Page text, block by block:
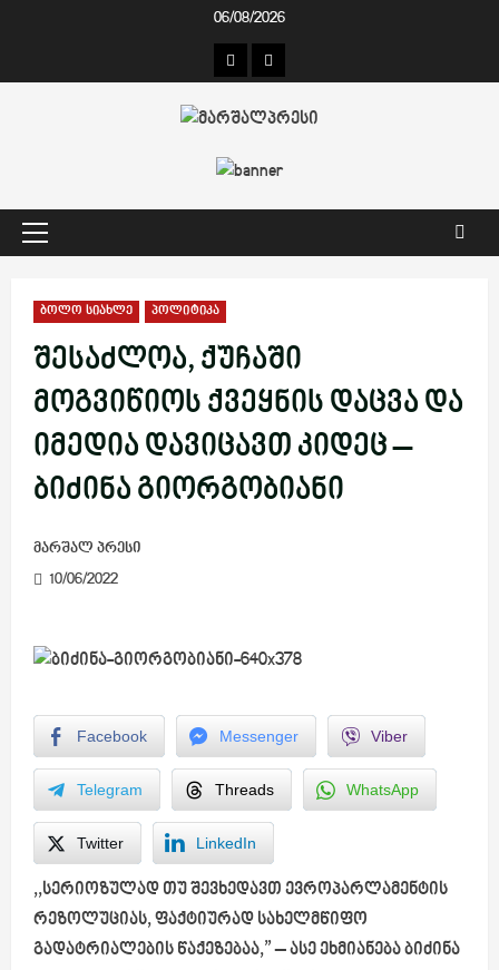
06/08/2026
კონტაქტი
ჩვენ
Primary
ბოლო სიახლე პოლიტიკა
შესაძლოა, ქუჩაში
მოგვიწიოს ქვეყნის დაცვა და
იმედია დავიცავთ კიდეც –
ბიძინა გიორგობიანი
მარშალ პრესი
10/06/2022
Facebook Messenger Viber
Telegram Threads WhatsApp
Twitter LinkedIn
,,სერიოზულად თუ შევხედავთ ევროპარლამენტის
რეზოლუციას, ფაქტიურად სახელმწიფო
გადატრიალების წაქეზებაა,”– ასე ეხმიანება ბიძინა